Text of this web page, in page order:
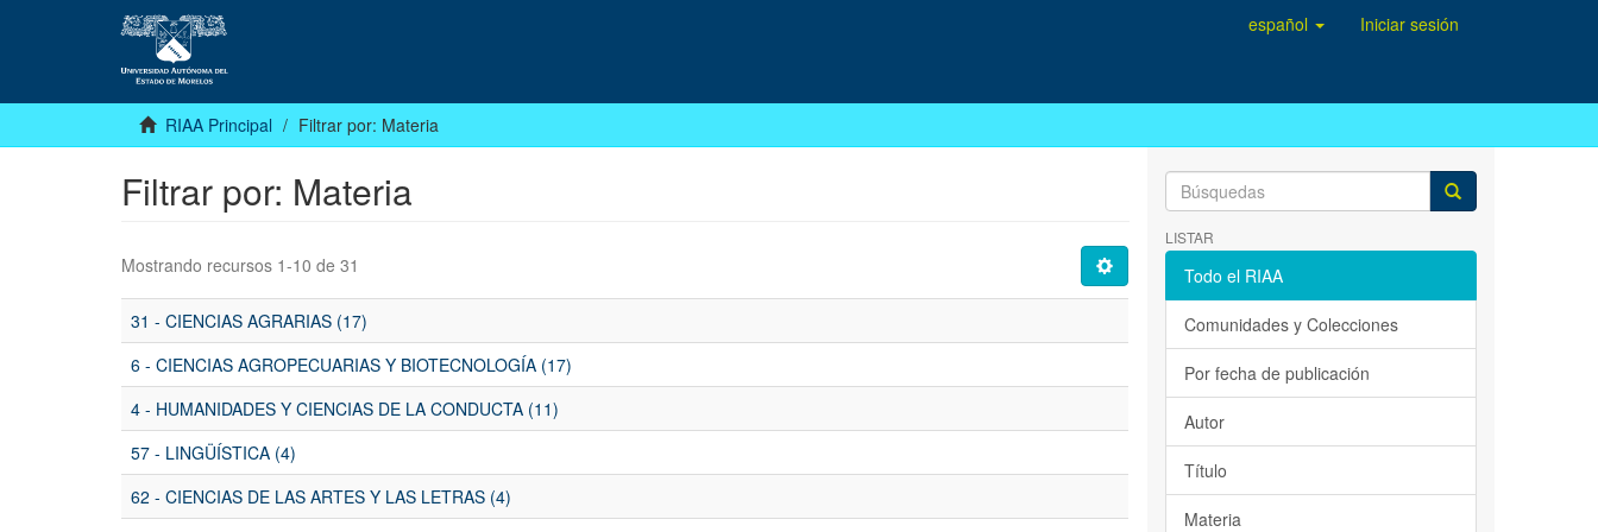
español Iniciar sesión
RIAA Principal Filtrar por: Materia
Filtrar por: Materia
Mostrando recursos 1-10 de 31
31 - CIENCIAS AGRARIAS (17)
6 - CIENCIAS AGROPECUARIAS Y BIOTECNOLOGÍA (17)
4 - HUMANIDADES Y CIENCIAS DE LA CONDUCTA (11)
57 - LINGÜÍSTICA (4)
62 - CIENCIAS DE LAS ARTES Y LAS LETRAS (4)
LISTAR
Todo el RIAA
Comunidades y Colecciones
Por fecha de publicación
Autor
Título
Materia